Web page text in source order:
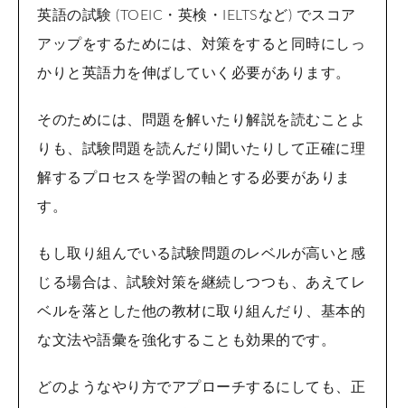
英語の試験 (TOEIC・英検・IELTSなど) でスコア
アップをするためには、対策をすると同時にしっ
かりと英語力を伸ばしていく必要があります。
そのためには、問題を解いたり解説を読むことよ
りも、試験問題を読んだり聞いたりして正確に理
解するプロセスを学習の軸とする必要がありま
す。
もし取り組んでいる試験問題のレベルが高いと感
じる場合は、試験対策を継続しつつも、あえてレ
ベルを落とした他の教材に取り組んだり、基本的
な文法や語彙を強化することも効果的です。
どのようなやり方でアプローチするにしても、正